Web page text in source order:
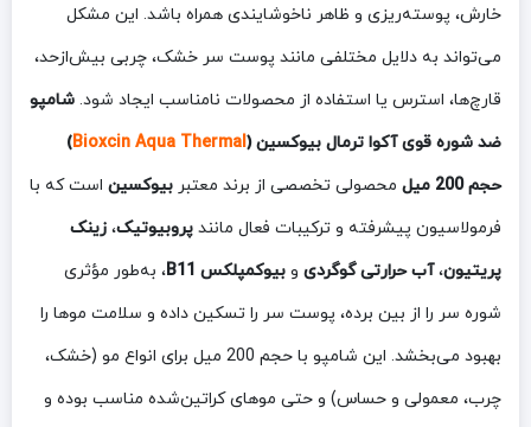
خارش، پوسته‌ریزی و ظاهر ناخوشایندی همراه باشد. این مشکل
می‌تواند به دلایل مختلفی مانند پوست سر خشک، چربی بیش‌ازحد،
قارچ‌ها، استرس یا استفاده از محصولات نامناسب ایجاد شود. شامپو
ضد شوره قوی آکوا ترمال بیوکسین (Bioxcin Aqua Thermal
)
حجم 200 میل
محصولی تخصصی از برند معتبر بیوکسین است که با
فرمولاسیون پیشرفته و ترکیبات فعال مانند پروبیوتیک، زینک
پریتیون،آب حرارتی گوگردی و بیوکمپلکس B11
، به‌طور مؤثری
شوره سر را از بین برده، پوست سر را تسکین داده و سلامت موها را
بهبود می‌بخشد. این شامپو با حجم 200 میل برای انواع مو (خشک،
چرب، معمولی و حساس) و حتی موهای کراتین‌شده مناسب بوده و